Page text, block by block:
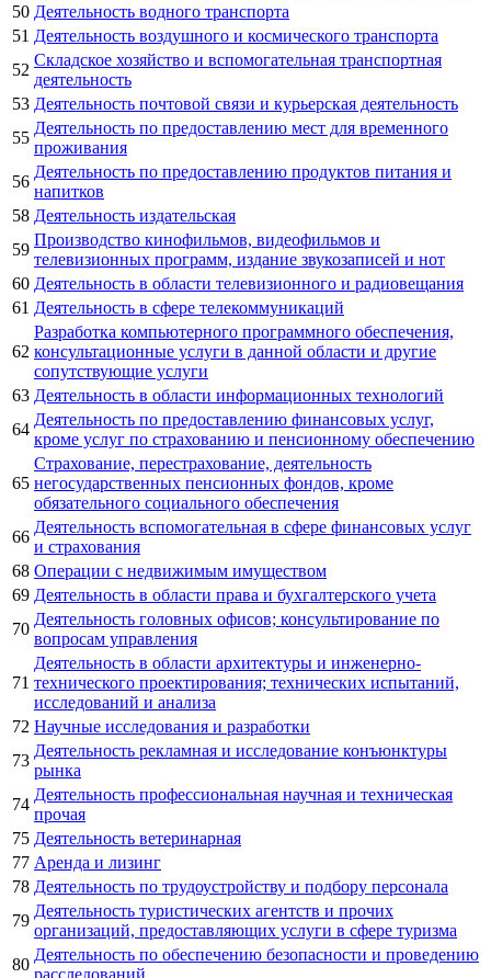
50 Деятельность водного транспорта
51 Деятельность воздушного и космического транспорта
52
Складское хозяйство и вспомогательная транспортная
деятельность
53 Деятельность почтовой связи и курьерская деятельность
55
Деятельность по предоставлению мест для временного
проживания
56
Деятельность по предоставлению продуктов питания и
напитков
58 Деятельность издательская
59
Производство кинофильмов, видеофильмов и
телевизионных программ, издание звукозаписей и нот
60 Деятельность в области телевизионного и радиовещания
61 Деятельность в сфере телекоммуникаций
62
Разработка компьютерного программного обеспечения,
консультационные услуги в данной области и другие
сопутствующие услуги
63 Деятельность в области информационных технологий
64
Деятельность по предоставлению финансовых услуг,
кроме услуг по страхованию и пенсионному обеспечению
65
Страхование, перестрахование, деятельность
негосударственных пенсионных фондов, кроме
обязательного социального обеспечения
66
Деятельность вспомогательная в сфере финансовых услуг
и страхования
68 Операции с недвижимым имуществом
69 Деятельность в области права и бухгалтерского учета
70
Деятельность головных офисов; консультирование по
вопросам управления
71
Деятельность в области архитектуры и инженерно-
технического проектирования; технических испытаний,
исследований и анализа
72 Научные исследования и разработки
73
Деятельность рекламная и исследование конъюнктуры
рынка
74
Деятельность профессиональная научная и техническая
прочая
75 Деятельность ветеринарная
77 Аренда и лизинг
78 Деятельность по трудоустройству и подбору персонала
79
Деятельность туристических агентств и прочих
организаций, предоставляющих услуги в сфере туризма
80
Деятельность по обеспечению безопасности и проведению
расследований